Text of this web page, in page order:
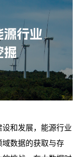
和发展，能源行业
数据的获取与存